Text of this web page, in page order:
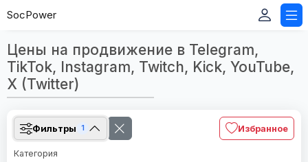
SocPower
Цены на продвижение в Telegram,
TikTok, Instagram, Twitch, Kick, YouTube,
X (Twitter)
Фильтры 1 Избранное
Категория